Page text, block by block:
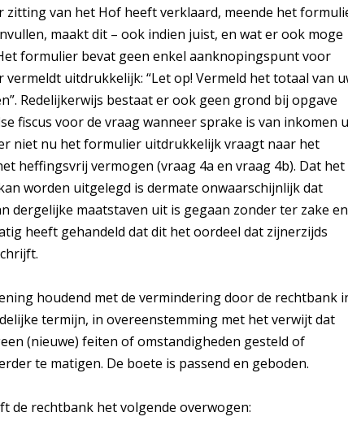
zitting van het Hof heeft verklaard, meende het
maakt dit – ook indien juist, en wat er ook moge
formulier bevat geen enkel aanknopingspunt voor
uitdrukkelijk: “Let op! Vermeld het totaal van
Redelijkerwijs bestaat er ook geen grond bij opgave
fiscus voor de vraag wanneer sprake is van inkomen
niet nu het formulier uitdrukkelijk vraagt naar het
heffingsvrij vermogen (vraag 4a en vraag 4b). Dat het
worden uitgelegd is dermate onwaarschijnlijk dat
dergelijke maatstaven uit is gegaan zonder ter zake
heeft gehandeld dat dit het oordeel dat zijnerzijds
houdend met de vermindering door de rechtbank
termijn, in overeenstemming met het verwijt dat
(nieuwe) feiten of omstandigheden gesteld of
te matigen. De boete is passend en geboden.
de rechtbank het volgende overwogen: